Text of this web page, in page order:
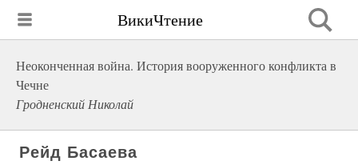
ВикиЧтение
Неоконченная война. История вооруженного конфликта в
Чечне
Гродненский Николай
Рейд Басаева